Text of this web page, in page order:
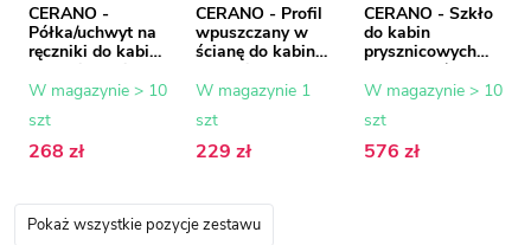
CERANO -
Półka/uchwyt na
ręczniki do kabiny
walk-in - 8-10
- 30 do 160 cm
W magazynie > 10
szt
268 zł
CERANO - Profil
wpuszczany w
ścianę do kabin
typu walk-in - 8
- 200 cm
W magazynie 1
szt
229 zł
CERANO - Szkło
do kabin
prysznicowych
Industro L/R - 8
mm - rama
transparentne -
90x200 cm
W magazynie > 10
szt
576 zł
Pokaż wszystkie pozycje zestawu